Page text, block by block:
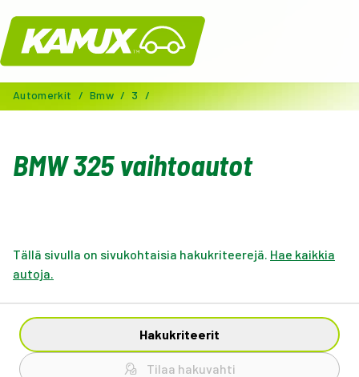
Kamux
Automerkit / Bmw / 3 /
BMW 325 vaihtoautot
Tällä sivulla on sivukohtaisia hakukriteerejä. Hae kaikkia
autoja.
Hakukriteerit
Tilaa hakuvahti